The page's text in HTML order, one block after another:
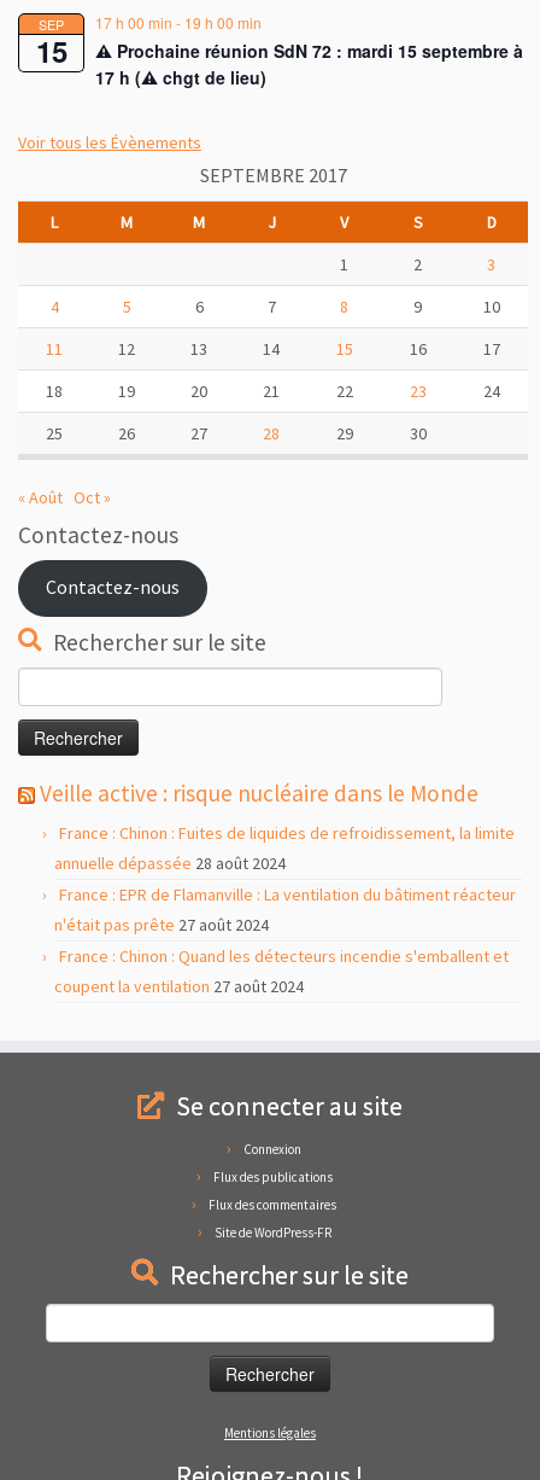
SEP
15
17 h 00 min - 19 h 00 min
⚠︎ Prochaine réunion SdN 72 : mardi 15 septembre à
17 h (⚠︎ chgt de lieu)
Voir tous les Évènements
SEPTEMBRE 2017
L M M J V S
D
1
2
3
4
5 6 7 8 9
10
11
12 13 14 15 16
17
18
19 20 21 22 23
24
25
26 27 28 29 30
« Août Oct »
Contactez-nous
Contactez-nous
Rechercher sur le site
Veille active : risque nucléaire dans le Monde
France : Chinon : Fuites de liquides de refroidissement, la limite
annuelle dépassée 28 août 2024
France : EPR de Flamanville : La ventilation du bâtiment réacteur
n'était pas prête 27 août 2024
France : Chinon : Quand les détecteurs incendie s'emballent et
coupent la ventilation 27 août 2024
Se connecter au site
Connexion
Flux des publications
Flux des commentaires
Site de WordPress-FR
Rechercher sur le site
Mentions légales